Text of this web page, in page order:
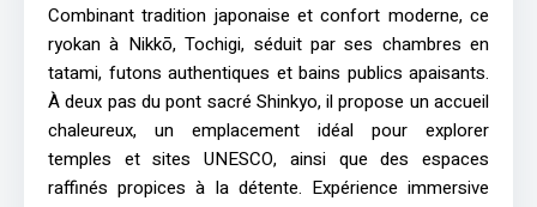
Combinant tradition japonaise et confort moderne, ce
ryokan à Nikkō, Tochigi, séduit par ses chambres en
tatami, futons authentiques et bains publics apaisants.
À deux pas du pont sacré Shinkyo, il propose un accueil
chaleureux, un emplacement idéal pour explorer
temples et sites UNESCO, ainsi que des espaces
raffinés propices à la détente. Expérience immersive